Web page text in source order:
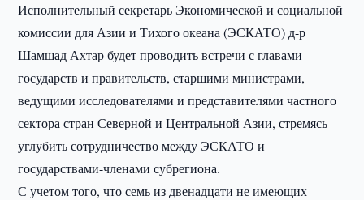
Исполнительный секретарь Экономической и социальной
комиссии для Азии и Тихого океана (ЭСКАТО) д-р
Шамшад Ахтар будет проводить встречи с главами
государств и правительств, старшими министрами,
ведущими исследователями и представителями частного
сектора стран Северной и Центральной Азии, стремясь
углубить сотрудничество между ЭСКАТО и
государствами-членами субрегиона.
С учетом того, что семь из двенадцати не имеющих